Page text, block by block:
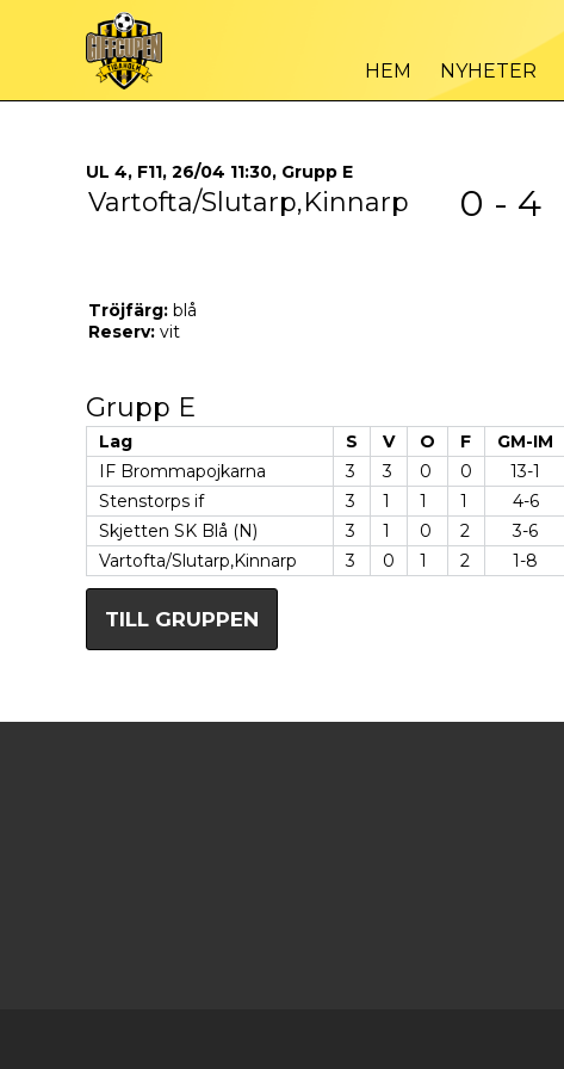
HEM NYHETER
UL 4, F11, 26/04 11:30, Grupp E
Vartofta/Slutarp,Kinnarp 0 - 4
Tröjfärg: blå
Reserv: vit
Grupp E
Lag S V O F GM-IM
IF Brommapojkarna
3 3 0 0 13-1
Stenstorps if
3 1 1 1 4-6
Skjetten SK Blå (N)
3 1 0 2 3-6
Vartofta/Slutarp,Kinnarp
3 0 1 2 1-8
TILL GRUPPEN